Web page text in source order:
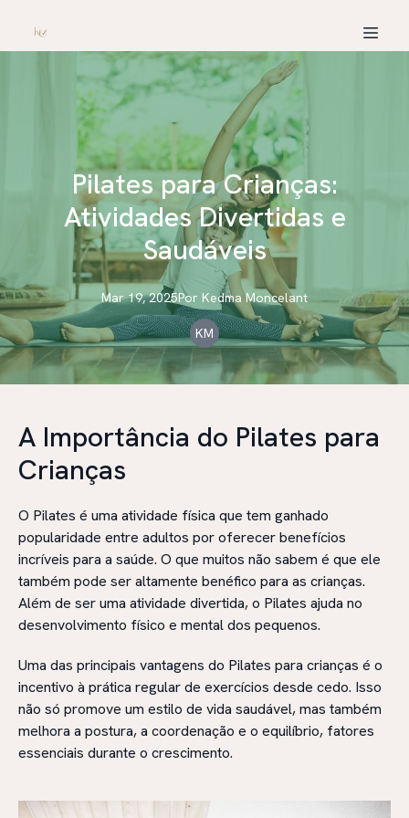
Pilates para Crianças:
Atividades Divertidas e
Saudáveis
Mar 19, 2025Por Kedma Moncelant
KM
A Importância do Pilates para
Crianças
O Pilates é uma atividade física que tem ganhado
popularidade entre adultos por oferecer benefícios
incríveis para a saúde. O que muitos não sabem é que ele
também pode ser altamente benéfico para as crianças.
Além de ser uma atividade divertida, o Pilates ajuda no
desenvolvimento físico e mental dos pequenos.
Uma das principais vantagens do Pilates para crianças é o
incentivo à prática regular de exercícios desde cedo. Isso
não só promove um estilo de vida saudável, mas também
melhora a postura, a coordenação e o equilíbrio, fatores
essenciais durante o crescimento.